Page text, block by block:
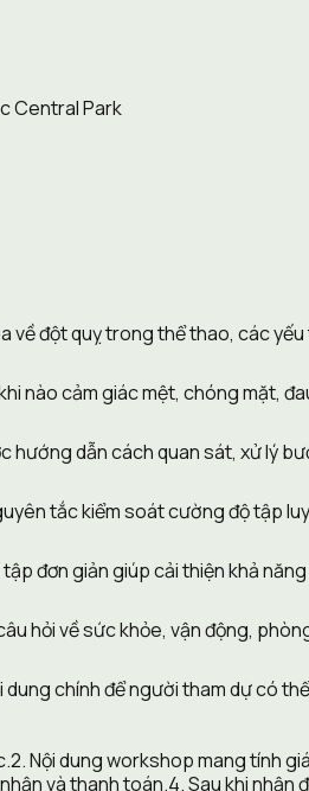
Central Park
về đột quỵ trong thể thao, các
nào cảm giác mệt, chóng mặt,
hướng dẫn cách quan sát, xử lý
tắc kiểm soát cường độ tập
đơn giản giúp cải thiện khả
hỏi về sức khỏe, vận động,
chính để người tham dự có
Nội dung workshop mang tính
và thanh toán.4. Sau khi nhận